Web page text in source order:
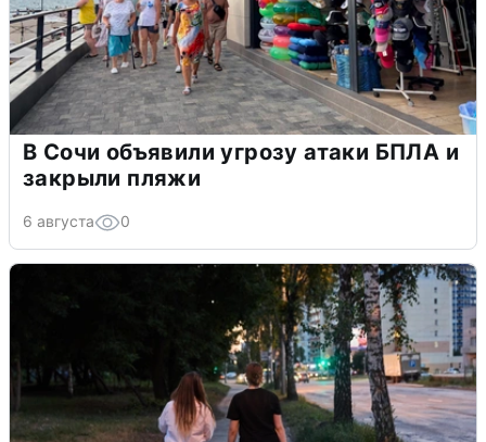
В Сочи объявили угрозу атаки БПЛА и
закрыли пляжи
6 августа 0